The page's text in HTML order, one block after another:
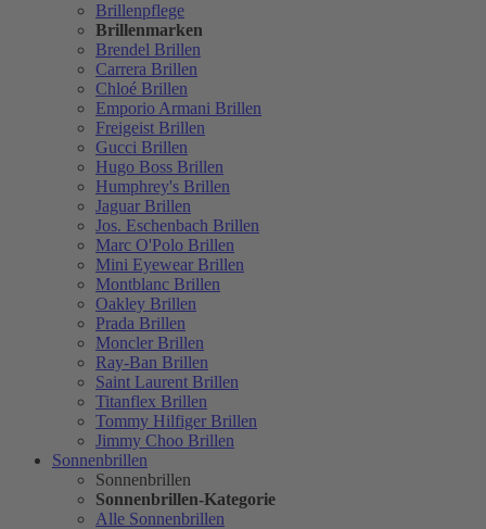
Brillenpflege
Brillenmarken
Brendel Brillen
Carrera Brillen
Chloé Brillen
Emporio Armani Brillen
Freigeist Brillen
Gucci Brillen
Hugo Boss Brillen
Humphrey's Brillen
Jaguar Brillen
Jos. Eschenbach Brillen
Marc O'Polo Brillen
Mini Eyewear Brillen
Montblanc Brillen
Oakley Brillen
Prada Brillen
Moncler Brillen
Ray-Ban Brillen
Saint Laurent Brillen
Titanflex Brillen
Tommy Hilfiger Brillen
Jimmy Choo Brillen
Sonnenbrillen
Sonnenbrillen
Sonnenbrillen-Kategorie
Alle Sonnenbrillen